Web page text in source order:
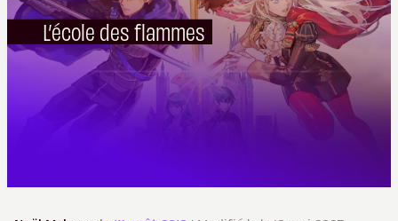
L’école des flammes